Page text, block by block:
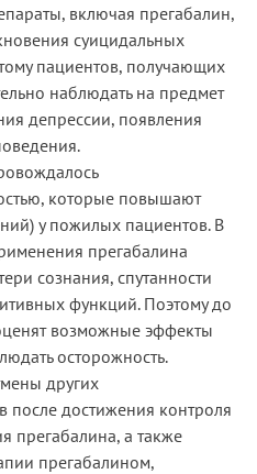
включая прегабалин,
суицидальных
пациентов, получающих
наблюдать на предмет
депрессии, появления
которые повышают
у пожилых пациентов. В
прегабалина
сознания, спутанности
функций. Поэтому до
возможные эффекты
осторожность.
других
после достижения контроля
прегабалина, а также
прегабалином,